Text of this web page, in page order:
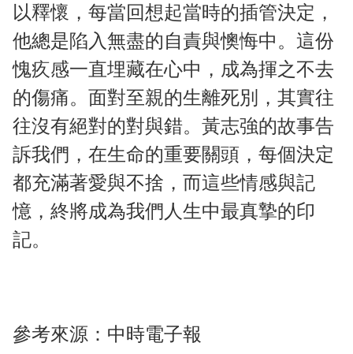
以釋懷，每當回想起當時的插管決定，
他總是陷入無盡的自責與懊悔中。這份
愧疚感一直埋藏在心中，成為揮之不去
的傷痛。面對至親的生離死別，其實往
往沒有絕對的對與錯。黃志強的故事告
訴我們，在生命的重要關頭，每個決定
都充滿著愛與不捨，而這些情感與記
憶，終將成為我們人生中最真摯的印
記。
參考來源： 中時電子報